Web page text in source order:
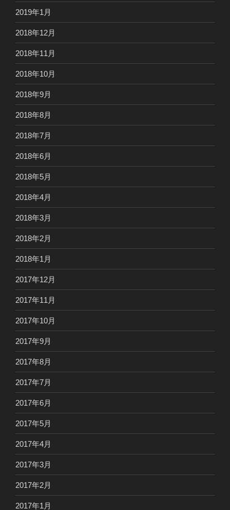
2019年1月
2018年12月
2018年11月
2018年10月
2018年9月
2018年8月
2018年7月
2018年6月
2018年5月
2018年4月
2018年3月
2018年2月
2018年1月
2017年12月
2017年11月
2017年10月
2017年9月
2017年8月
2017年7月
2017年6月
2017年5月
2017年4月
2017年3月
2017年2月
2017年1月